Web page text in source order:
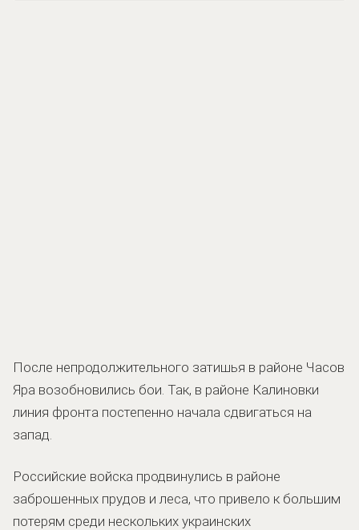
После непродолжительного затишья в районе Часов
Яра возобновились бои. Так, в районе Калиновки
линия фронта постепенно начала сдвигаться на
запад.
Российские войска продвинулись в районе
заброшенных прудов и леса, что привело к большим
потерям среди нескольких украинских